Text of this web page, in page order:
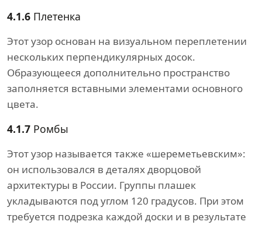
4.1.6 Плетенка
Этот узор основан на визуальном переплетении
нескольких перпендикулярных досок.
Образующееся дополнительно пространство
заполняется вставными элементами основного
цвета.
4.1.7 Ромбы
Этот узор называется также «шереметьевским»:
он использовался в деталях дворцовой
архитектуры в России. Группы плашек
укладываются под углом 120 градусов. При этом
требуется подрезка каждой доски и в результате